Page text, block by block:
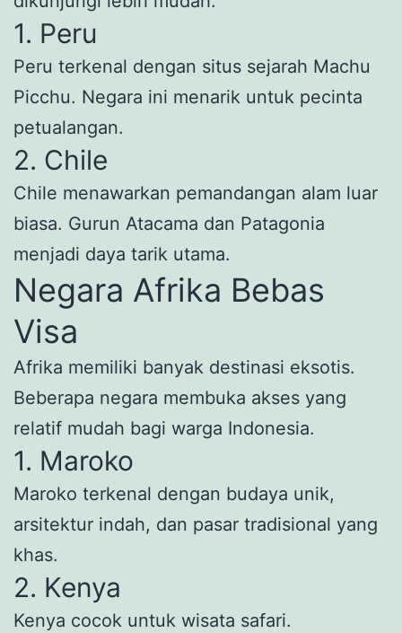
1. Peru
Peru terkenal dengan situs sejarah Machu
Picchu. Negara ini menarik untuk pecinta
petualangan.
2. Chile
Chile menawarkan pemandangan alam luar
biasa. Gurun Atacama dan Patagonia
menjadi daya tarik utama.
Negara Afrika Bebas
Visa
Afrika memiliki banyak destinasi eksotis.
Beberapa negara membuka akses yang
relatif mudah bagi warga Indonesia.
1. Maroko
Maroko terkenal dengan budaya unik,
arsitektur indah, dan pasar tradisional yang
khas.
2. Kenya
Kenya cocok untuk wisata safari.